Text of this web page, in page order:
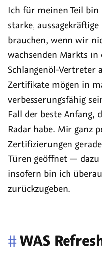
Ich für meinen Teil bin
starke,
brauchen, wenn wir
wachsenden Markts in
Schlangenöl-Vertreter
Zertifikate mögen in
verbesserungsfähig
Fall der beste Anfang,
Radar habe. Mir ganz
Zertifizierungen
Türen geöffnet —
insofern bin ich
zurückzugeben.
#WAS